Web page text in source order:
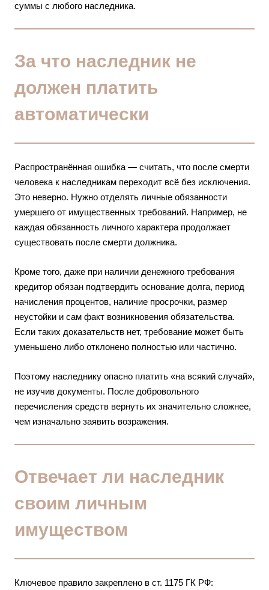
суммы с любого наследника.
За что наследник не
должен платить
автоматически
Распространённая ошибка — считать, что после смерти
человека к наследникам переходит всё без исключения.
Это неверно. Нужно отделять личные обязанности
умершего от имущественных требований. Например, не
каждая обязанность личного характера продолжает
существовать после смерти должника.
Кроме того, даже при наличии денежного требования
кредитор обязан подтвердить основание долга, период
начисления процентов, наличие просрочки, размер
неустойки и сам факт возникновения обязательства.
Если таких доказательств нет, требование может быть
уменьшено либо отклонено полностью или частично.
Поэтому наследнику опасно платить «на всякий случай»,
не изучив документы. После добровольного
перечисления средств вернуть их значительно сложнее,
чем изначально заявить возражения.
Отвечает ли наследник
своим личным
имуществом
Ключевое правило закреплено в ст. 1175 ГК РФ: